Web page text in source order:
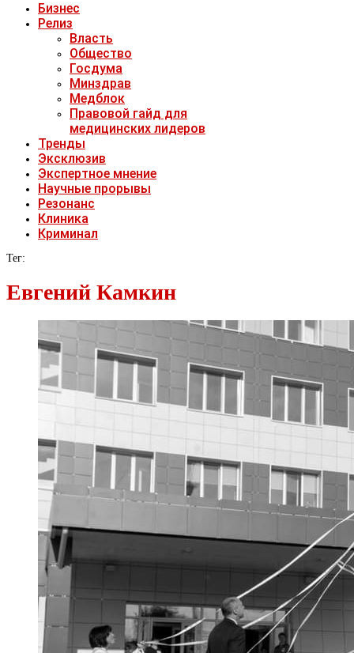
Бизнес
Релиз
Власть
Общество
Госдума
Минздрав
Медблок
Правовой гайд для
медицинских лидеров
Тренды
Эксклюзив
Экспертное мнение
Научные прорывы
Резонанс
Клиника
Криминал
Тег:
Евгений Камкин